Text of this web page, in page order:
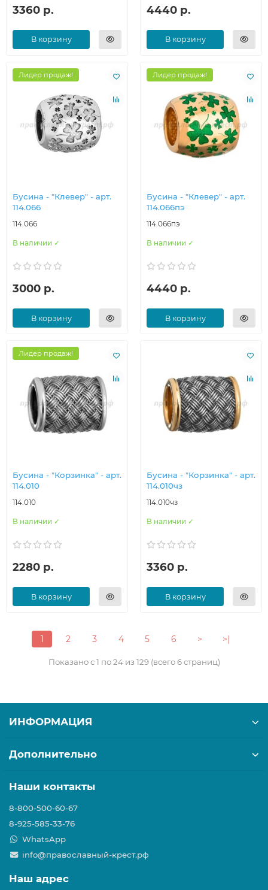
3360 р.
В корзину
4440 р.
В корзину
Лидер продаж!
Бусина - "Клевер" - арт.
114.066
114.066
В наличии ✓
3000 р.
В корзину
Лидер продаж!
Бусина - "Клевер" - арт.
114.066пэ
114.066пэ
В наличии ✓
4440 р.
В корзину
Лидер продаж!
Бусина - "Корзинка" - арт.
114.010
114.010
В наличии ✓
2280 р.
В корзину
Бусина - "Корзинка" - арт.
114.010чз
114.010чз
В наличии ✓
3360 р.
В корзину
1 2 3 4 5 6 > >|
Показано с 1 по 24 из 129 (всего 6 страниц)
ИНФОРМАЦИЯ
Дополнительно
Наши контакты
8-800-500-60-67
8-925-585-33-76
WhatsApp
info@православный-крест.рф
Наш адрес